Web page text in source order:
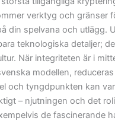
verktyg och gränser
din spelvana och utlägg.
teknologiska detaljer;
När integriteten är i
modellen,
och tyngdpunkten kan
– njutningen och det
de fascinerande